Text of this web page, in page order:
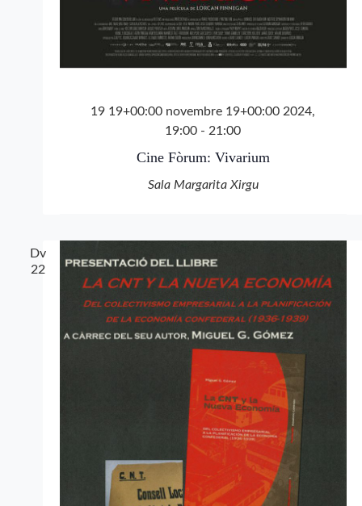
19 19+00:00 novembre 19+00:00 2024,
19:00 - 21:00
Cine Fòrum: Vivarium
Sala Margarita Xirgu
Dv
22